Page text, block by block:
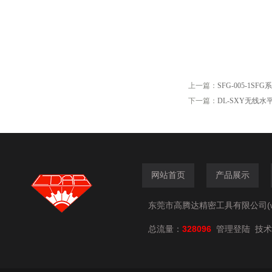
上一篇： SFG-005-1SFG
下一篇： DL-SXY无线水
网站首页 产品展示
东莞市高腾达精密工具有限公司
总流量： 328096 管理登陆 技